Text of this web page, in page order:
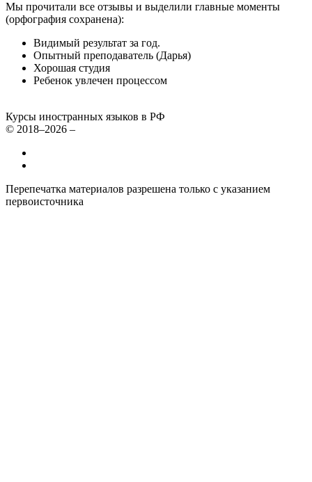
Мы прочитали все отзывы и выделили главные моменты
(орфография сохранена):
Видимый результат за год.
Опытный преподаватель (Дарья)
Хорошая студия
Ребенок увлечен процессом
Курсы иностранных языков в РФ
© 2018–2026 –
Перепечатка материалов разрешена только с указанием
первоисточника